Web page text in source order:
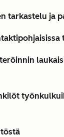
tarkastelu ja